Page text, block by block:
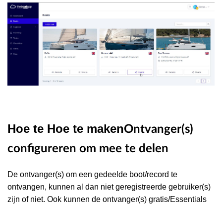
Hoe te Hoe te makenOntvanger(s)
configureren om mee te delen
De ontvanger(s) om een gedeelde boot/record te
ontvangen, kunnen al dan niet geregistreerde gebruiker(s)
zijn of niet. Ook kunnen de ontvanger(s) gratis/Essentials